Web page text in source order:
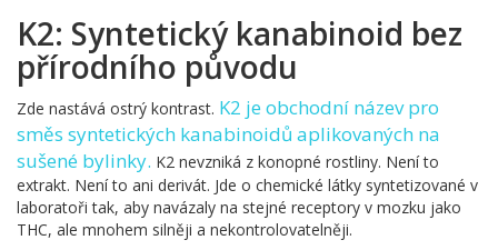
K2: Syntetický kanabinoid bez
přírodního původu
Zde nastává ostrý kontrast. K2 je obchodní název pro
směs syntetických kanabinoidů aplikovaných na
sušené bylinky. K2 nevzniká z konopné rostliny. Není to
extrakt. Není to ani derivát. Jde o chemické látky syntetizované v
laboratoři tak, aby navázaly na stejné receptory v mozku jako
THC, ale mnohem silněji a nekontrolovatelněji.